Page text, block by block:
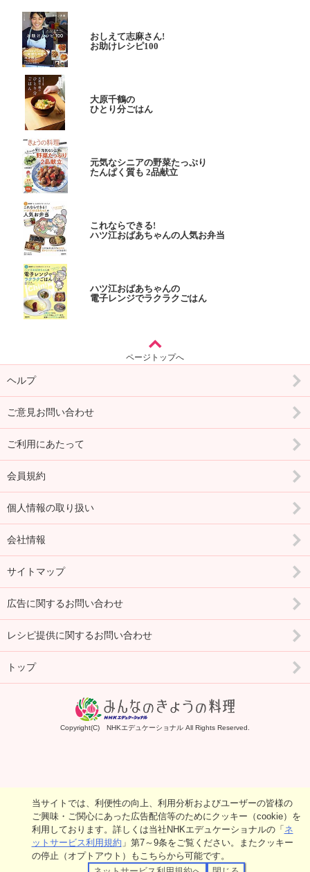
おしえて志麻さん!
お助けレシピ100
大原千鶴の
ひとり分ごはん
元気なシニアの野菜たっぷり
たんぱく質も 2品献立
これならできる!
ハツ江おばあちゃんの人気お弁当
ハツ江おばあちゃんの
電子レンジでラクラクごはん
ページトップへ
ヘルプ
ご意見お問い合わせ
ご利用にあたって
会員規約
個人情報の取り扱い
会社情報
サイトマップ
広告に関するお問い合わせ
レシピ提供に関するお問い合わせ
トップ
Copyright(C) NHKエデュケーショナル All Rights Reserved.
当サイトでは、利便性の向上、利用分析およびユーザーの皆様の
ご興味・ご関心にあった広告配信等のためにクッキー（cookie）を
利用しております。詳しくは当社NHKエデュケーショナルの「ネ
ットサービス利用規約 」第7～9条をご覧ください。またクッキー
の停止（オプトアウト）もこちらから可能です。